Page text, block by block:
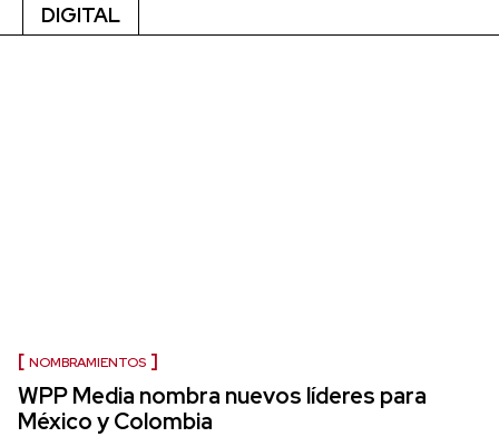
DIGITAL
NOMBRAMIENTOS
WPP Media nombra nuevos líderes para
México y Colombia